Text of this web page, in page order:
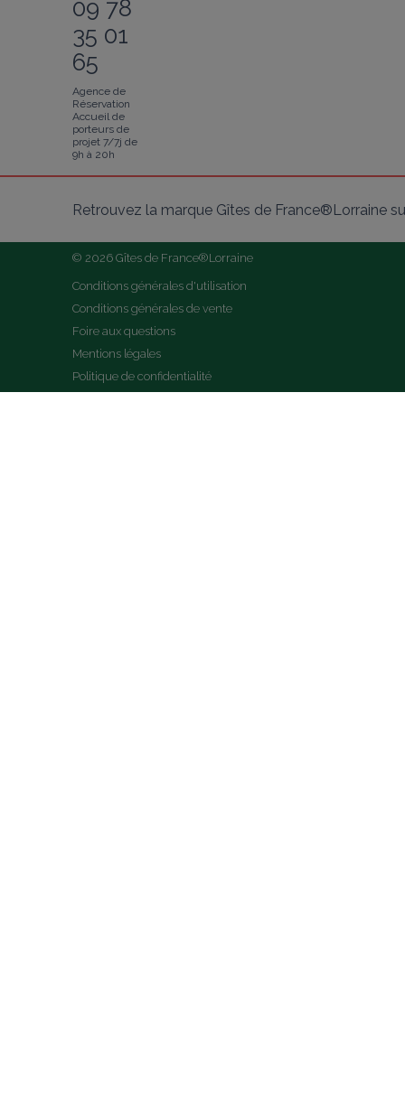
09 78
35 01
65
Agence de
Réservation
Accueil de
porteurs de
projet 7/7j de
9h à 20h
Retrouvez la marque Gîtes de France®Lorraine
© 2026 Gîtes de France®Lorraine
Conditions générales d'utilisation
Conditions générales de vente
Foire aux questions
Mentions légales
Politique de confidentialité